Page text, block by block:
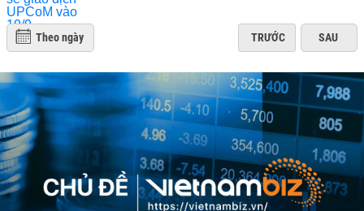
Theo ngày TRƯỚC SAU